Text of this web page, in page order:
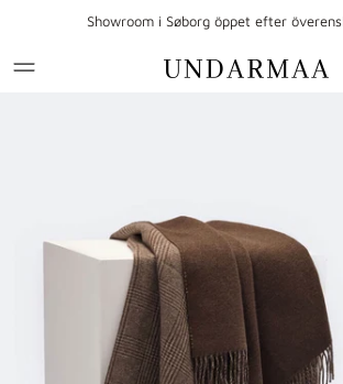
Gå till innehålletShowroom i Søborg öppet efter